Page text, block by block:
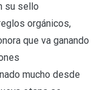
su sello
orgánicos,
que va ganando
mucho desde